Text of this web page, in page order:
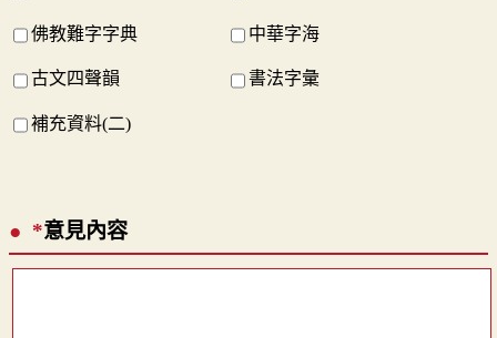
佛教難字字典 中華字海
古文四聲韻 書法字彙
補充資料(二)
*意見內容